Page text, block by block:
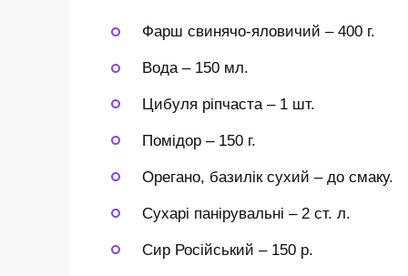
Фарш свинячо-яловичий – 400 г.
Вода– 150 мл.
Цибуля ріпчаста– 1 шт.
Помідор – 150 г.
Орегано, базилік сухий – до смаку.
Сухарі панірувальні – 2 ст. л.
Сир Російський – 150 р.